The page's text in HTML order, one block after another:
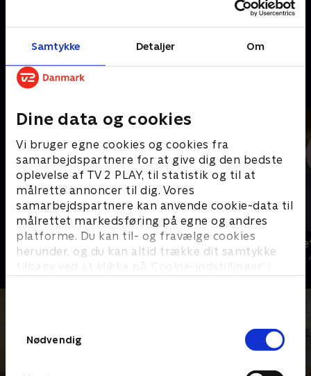
Samtykke Detaljer Om
Dine data og cookies
Vi bruger egne cookies og cookies fra
samarbejdspartnere for at give dig den bedste
oplevelse af TV 2 PLAY, til statistik og til at
målrette annoncer til dig. Vores
samarbejdspartnere kan anvende cookie-data til
målrettet markedsføring på egne og andres
platforme. Du kan til- og fravælge cookies
herunder, og du kan altid trække dit samtykke
tilbage ved at klikke på ’Cookie-indstillinger’ i
Nødvendig
30. december 2025 • 7 min
Auene Jacobsen, at han er 87
træning og en aktiv livsstil.
Andre så også
Julelys for millioner
2022 • Livsstil • 46 min
Jul på
2020 • Livsstil •